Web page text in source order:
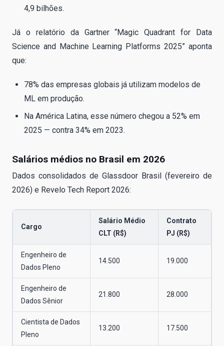
4,9 bilhões.
Já o relatório da Gartner “Magic Quadrant for Data
Science and Machine Learning Platforms 2025” aponta
que:
78% das empresas globais já utilizam modelos de
ML em produção.
Na América Latina, esse número chegou a 52% em
2025 — contra 34% em 2023.
Salários médios no Brasil em 2026
Dados consolidados de Glassdoor Brasil (fevereiro de
2026) e Revelo Tech Report 2026:
Cargo
Salário Médio
CLT (R$)
Contrato
PJ (R$)
Engenheiro de
Dados Pleno
14.500 19.000
Engenheiro de
Dados Sênior
21.800 28.000
Cientista de Dados
Pleno
13.200 17.500